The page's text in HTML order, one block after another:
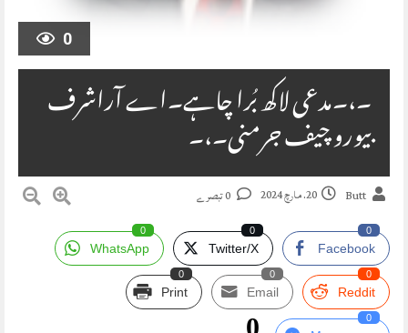
0
۔،۔مدعی لاکھ بُرا چاہے۔اے آراشرف
بیورو چیف جرمنی۔،۔
Butt 20. مارچ 2024
Facebook
0
Twitter/X
0
WhatsApp
0
Reddit
0
Email
0
Print
0
0